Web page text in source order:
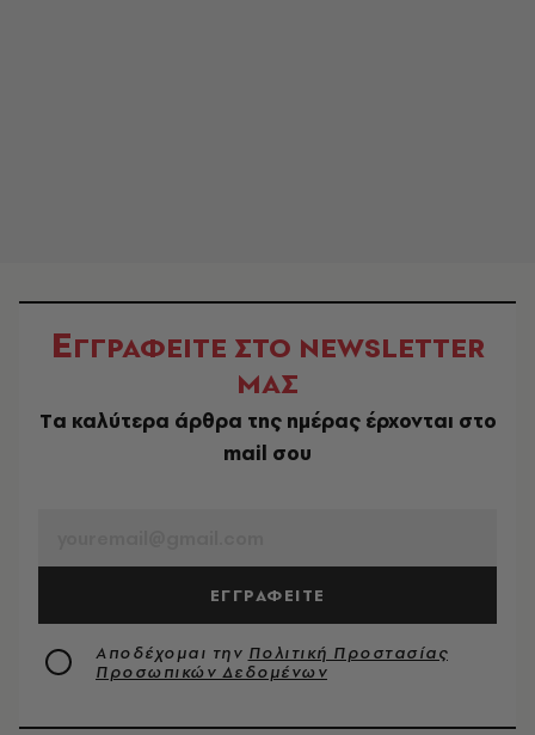
ΕΓΓΡΑΦΕΙΤΕ ΣΤΟ NEWSLETTER
ΜΑΣ
Tα καλύτερα άρθρα της ημέρας έρχονται στο
mail σου
ΕΓΓΡΑΦΕΙΤΕ
Αποδέχομαι την Πολιτική Προστασίας
Προσωπικών Δεδομένων